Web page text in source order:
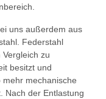
uns außerdem aus
Federstahl
zu
besitzt und
mechanische
Nach der Entlastung